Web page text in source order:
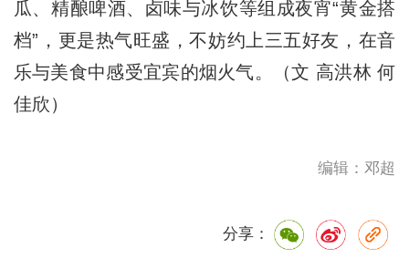
瓜、精酿啤酒、卤味与冰饮等组成夜宵“黄金搭
档”，更是热气旺盛，不妨约上三五好友，在音
乐与美食中感受宜宾的烟火气。（文 高洪林 何
佳欣）
编辑：邓超
分享：